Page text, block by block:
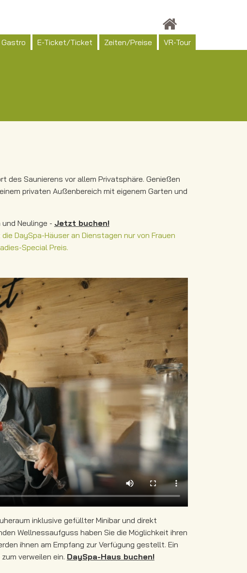
Gastro E-Ticket/Ticket Zeiten/Preise VR-Tour
des Saunierens vor allem Privatsphäre. Genießen
privaten Außenbereich mit eigenem Garten und
Neulinge - Jetzt buchen!
DaySpa-Häuser an Dienstagen nur von Frauen
Special Preis.
inklusive gefüllter Minibar und direkt
Wellnessaufguss haben Sie die Möglichkeit ihren
ihnen am Empfang zur Verfügung gestellt. Ein
verweilen ein. DaySpa-Haus buchen!